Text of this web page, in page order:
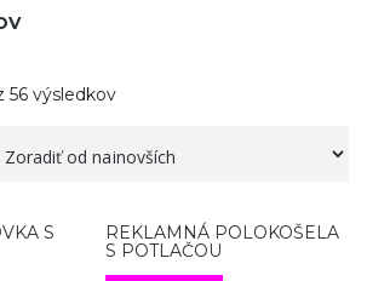
56 výsledkov
S
REKLAMNÁ POLOKOŠELA
S POTLAČOU